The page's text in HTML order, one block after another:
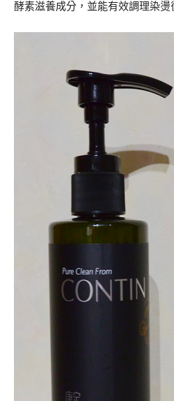
酵素滋養成分，並能有效調理染燙